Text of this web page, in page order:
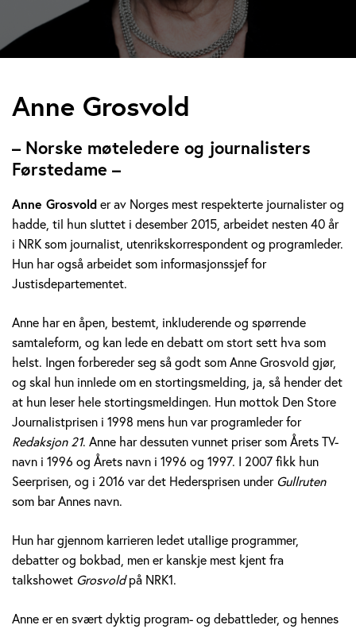
A
n
n
e
G
r
s
v
o
l
d
Anne Grosvold
– Norske møteledere og journalisters
Førstedame –
Anne Grosvolder av Norges mest respekterte journalister og
hadde, til hun sluttet i desember 2015, arbeidet nesten 40 år
i NRK som journalist, utenrikskorrespondent og programleder.
Hun har også arbeidet som informasjonssjef for
Justisdepartementet.
Anne har en åpen, bestemt, inkluderende og spørrende
samtaleform, og kan lede en debatt om stort sett hva som
helst. Ingen forbereder seg så godt som Anne Grosvold gjør,
og skal hun innlede om en stortingsmelding, ja, så hender det
at hun leser hele stortingsmeldingen. Hun mottok Den Store
Journalistprisen i 1998 mens hun var programleder for
Redaksjon 21. Anne har dessuten vunnet priser som Årets TV-
navn i 1996 og Årets navn i 1996 og 1997. I 2007 fikk hun
Seerprisen, og i 2016 var det Hedersprisen underGullruten
som bar Annes navn.
Hun har gjennom karrieren ledet utallige programmer,
debatter og bokbad, men er kanskje mest kjent fra
talkshowet Grosvoldpå NRK1.
Anne er en svært dyktig program- og debattleder, og hennes